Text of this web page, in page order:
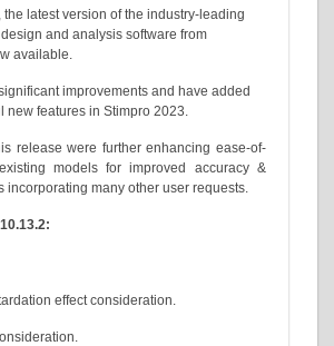
Stimpro ® 2023, the latest version of the industry-
matrix acidizing design and analysis software from
StrataGen, is now available.
We have made significant improvements and
numerous useful new features in Stimpro 2023.
Our goals for this release were further
use, updating existing models for improved
speed as well as incorporating many other user
New in Version 10.13.2:
Acid reaction retardation effect consideration.
Thermal effect consideration.